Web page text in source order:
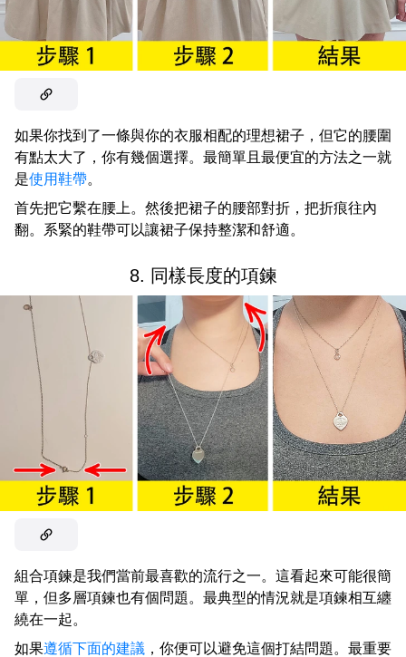
如果你找到了一條與你的衣服相配的理想裙子，但它的腰圍
有點太大了，你有幾個選擇。最簡單且最便宜的方法之一就
是使用鞋帶。
首先把它繫在腰上。然後把裙子的腰部對折，把折痕往內
翻。系緊的鞋帶可以讓裙子保持整潔和舒適。
8. 同樣長度的項鍊
組合項鍊是我們當前最喜歡的流行之一。這看起來可能很簡
單，但多層項鍊也有個問題。最典型的情況就是項鍊相互纏
繞在一起。
如果遵循下面的建議 ，你便可以避免這個打結問題。最重要